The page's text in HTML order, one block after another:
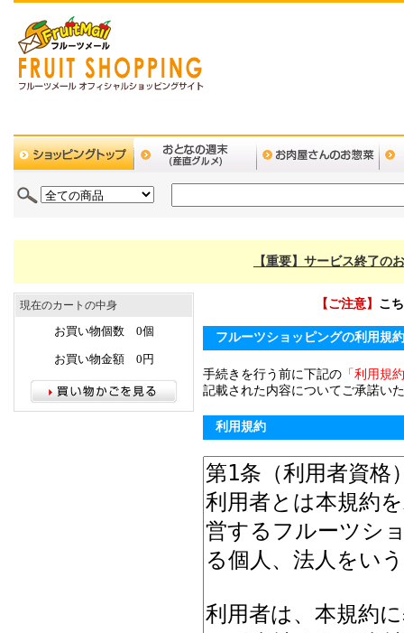
【重要】サービス終了の
現在のカートの中身
お買い物個数 0個
お買い物金額 0円
【ご注意】 こ
フルーツショッピングの利用規
手続きを行う前に下記の 「利用規
記載された内容についてご承諾い
利用規約